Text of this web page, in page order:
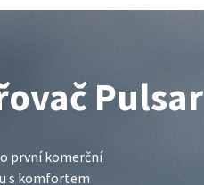
Pulsar
první komerční
s komfortem